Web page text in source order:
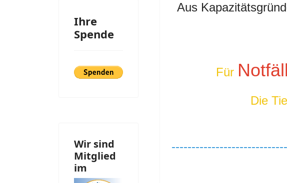
Ihre
Spende
Wir sind
Mitglied
im
Aus
Für
Die